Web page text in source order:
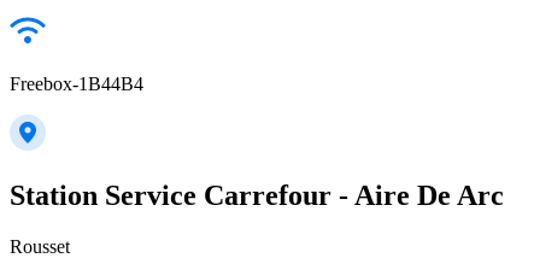
Freebox-1B44B4
Station Service Carrefour - Aire De Arc
Rousset